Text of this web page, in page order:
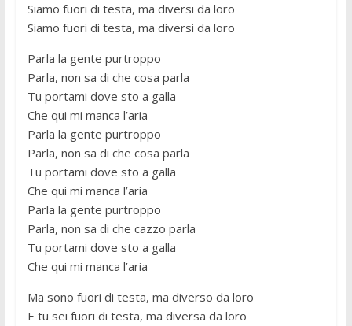
Siamo fuori di testa, ma diversi da loro
Siamo fuori di testa, ma diversi da loro
Parla la gente purtroppo
Parla, non sa di che cosa parla
Tu portami dove sto a galla
Che qui mi manca l’aria
Parla la gente purtroppo
Parla, non sa di che cosa parla
Tu portami dove sto a galla
Che qui mi manca l’aria
Parla la gente purtroppo
Parla, non sa di che cazzo parla
Tu portami dove sto a galla
Che qui mi manca l’aria
Ma sono fuori di testa, ma diverso da loro
E tu sei fuori di testa, ma diversa da loro